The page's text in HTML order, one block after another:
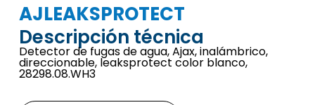
AJLEAKSPROTECT
Descripción técnica
Detector de fugas de agua, Ajax, inalámbrico,
direccionable, leaksprotect color blanco,
28298.08.WH3